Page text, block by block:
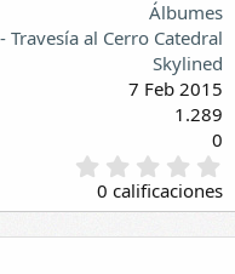
Álbumes
al Cerro Catedral
Skylined
7 Feb 2015
1.289
0
,
0
0
0 calificaciones